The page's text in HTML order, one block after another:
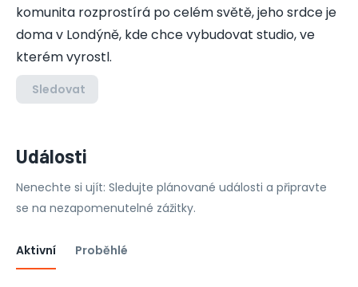
komunita rozprostírá po celém světě, jeho srdce je
doma v Londýně, kde chce vybudovat studio, ve
kterém vyrostl.
Sledovat
Události
Nenechte si ujít: Sledujte plánované události a připravte
se na nezapomenutelné zážitky.
Aktivní Proběhlé